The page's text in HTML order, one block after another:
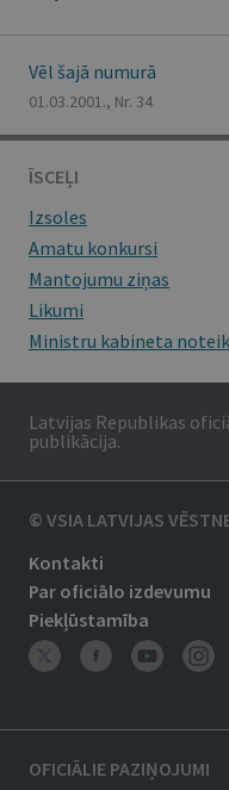
Vēl šajā numurā
01.03.2001., Nr. 34
ĪSCEĻI
Izsoles
Amatu konkursi
Mantojumu ziņas
Likumi
Ministru kabineta
Latvijas Republikas
publikācija.
© VSIA LATVIJAS
Kontakti
Par oficiālo izdevumu
Piekļūstamība
OFICIĀLIE PAZIŅOJUMI